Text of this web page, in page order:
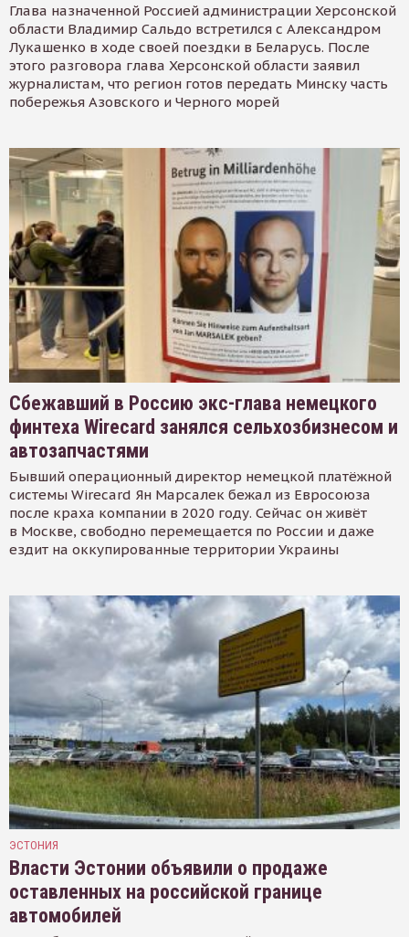
Глава назначенной Россией администрации Херсонской
области Владимир Сальдо встретился с Александром
Лукашенко в ходе своей поездки в Беларусь. После
этого разговора глава Херсонской области заявил
журналистам, что регион готов передать Минску часть
побережья Азовского и Черного морей
Сбежавший в Россию экс-глава немецкого
финтеха Wirecard занялся сельхозбизнесом и
автозапчастями
Бывший операционный директор немецкой платёжной
системы Wirecard Ян Марсалек бежал из Евросоюза
после краха компании в 2020 году. Сейчас он живёт
в Москве, свободно перемещается по России и даже
ездит на оккупированные территории Украины
ЭСТОНИЯ
Власти Эстонии объявили о продаже
оставленных на российской границе
автомобилей